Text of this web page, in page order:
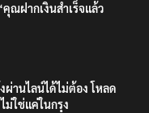
คุณฝากเงินสำเร็จแล้ว
ผ่านไลน์ได้ไม่ต้อง โหลด
ม่ใช่แค่ในกรุง